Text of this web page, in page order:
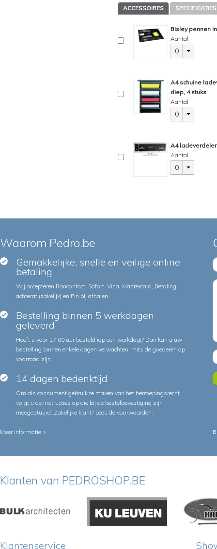
ACCESSOIRES SPECIFICATIES
Bisley pennen
Aantal
0
A4 schuine
diep, 4 stuks
Aantal
0
A4
Aantal
0
Waarom Pedro.be
Gemakkelijke, snelle en veilige online
betaling
Wij accepteren Bancontact, Sofort, Visa, Mastercard, Betaling
achteraf (zakelijk) en Pin bij afhalen.
Bestelling binnen 5 werkdagen
geleverd
Heeft u voor 17:00 uur besteld (op een werkdag)? Dan kan u uw
bestelling binnen enkele dagen verwachten, mits de goederen op
voorraad zijn.
14 dagen bedenktijd
Om als consument gebruik te maken van het herroepingsrecht
volgt u de instructies op die bij de bestelbevestiging zijn
meegestuurd. Zakelijke klant? Lees de voorwaarden.
Meer informatie >
Klanten van PEDROSHOP.BE
Klantenservice